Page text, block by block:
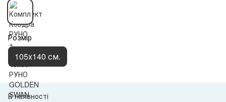
Розмір
105х140 см.
В наявності